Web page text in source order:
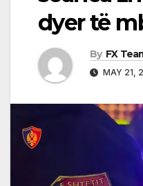
dyer të
By FX
MAY 21,